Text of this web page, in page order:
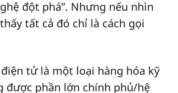
đột phá”. Nhưng nếu nhìn
tất cả đó chỉ là cách gọi
tử là một loại hàng hóa kỹ
được phần lớn chính phủ/hệ